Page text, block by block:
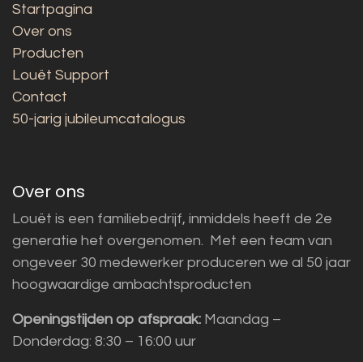
Startpagina
Over ons
Producten
Louët Support
Contact
50-jarig jubileumcatalogus
Over ons
Louët is een familiebedrijf, inmiddels heeft de 2e
generatie het overgenomen. Met een team van
ongeveer 30 medewerker produceren we al 50 jaar
hoogwaardige ambachtsproducten
Openingstijden op afspraak: Maandag –
Donderdag: 8:30 – 16:00 uur